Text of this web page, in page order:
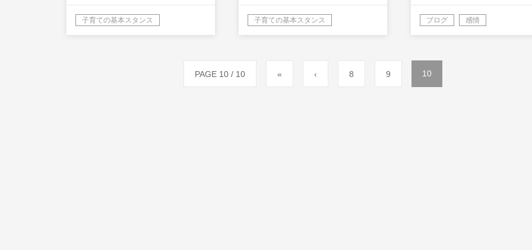
子育ての基本スタンス 子育ての基本スタンス ブログ 感情
PAGE 10 / 10 « ‹ 8 9 10